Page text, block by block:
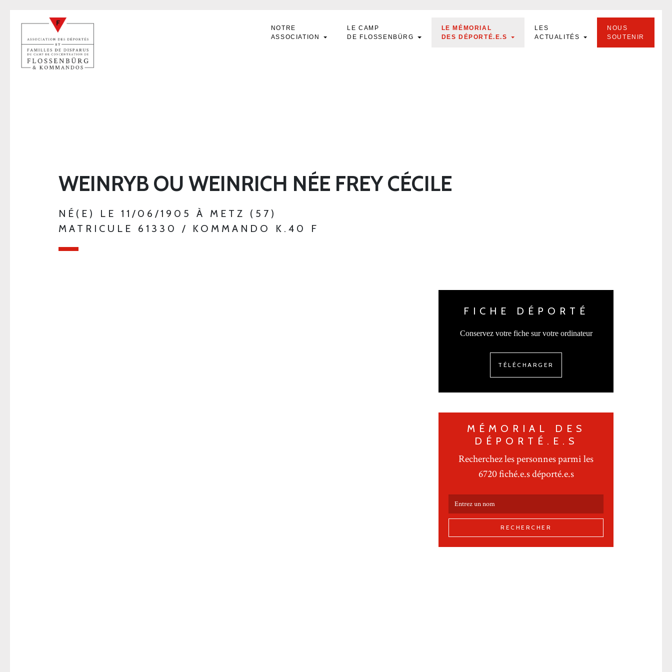
NOTRE
ASSOCIATION
LE CAMP
DE FLOSSENBÜRG
LE MÉMORIAL
DES DÉPORTÉ.E.S
LES
ACTUALITÉS
NOUS
SOUTENIR
WEINRYB OU WEINRICH NÉE FREY CÉCILE
NÉ(E) LE 11/06/1905 À METZ (57)
MATRICULE 61330 / KOMMANDO K.40 F
FICHE DÉPORTÉ
Conservez votre fiche sur votre ordinateur
TÉLÉCHARGER
MÉMORIAL DES
DÉPORTÉ.E.S
Recherchez les personnes parmi les
6720 fiché.e.s déporté.e.s
RECHERCHER